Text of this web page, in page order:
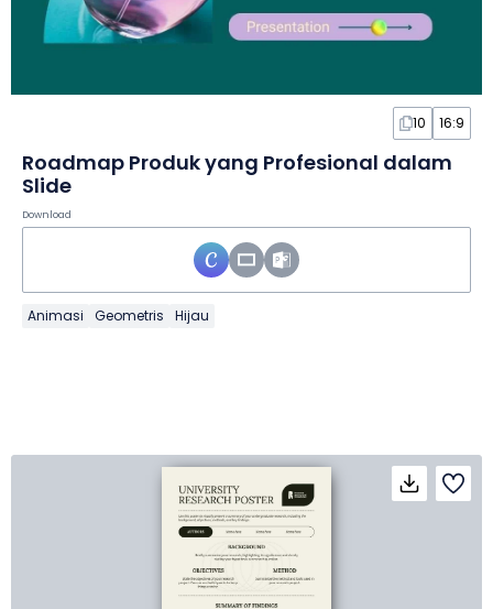
10 16:9
Roadmap Produk yang Profesional dalam
Slide
Download
Animasi Geometris Hijau